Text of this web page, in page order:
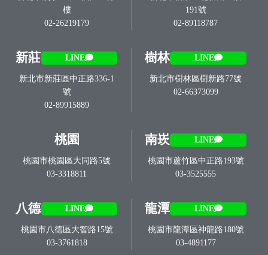
樓
02-26219179
191號
02-89118787
新莊 LINE
新北市新莊區中正路336-1
號
02-89915889
樹林 LINE
新北市樹林區樹新路77號
02-66373099
桃園
桃園市桃園區大同路5號
03-3318811
南崁 LINE
桃園市蘆竹區中正路193號
03-3525555
八德 LINE
桃園市八德區大智路15號
03-3761818
龍潭 LINE
桃園市龍潭區神龍路180號
03-4891177